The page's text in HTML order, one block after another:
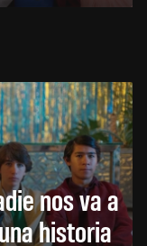
nos va a
historia